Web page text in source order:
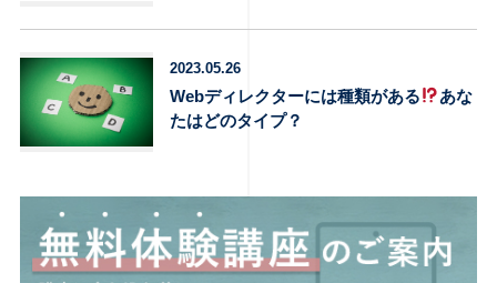
2023.05.26
Webディレクターには種類がある
あな
たはどのタイプ？